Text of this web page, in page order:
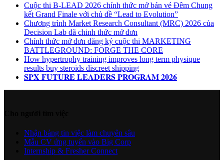
Cuộc thi B-LEAD 2026 chính thức mở bán vé Đêm Chung
kết Grand Finale với chủ đề “Lead to Evolution”
Chương trình Market Research Consultant (MRC) 2026 của
Decision Lab đã chinh thức mở đơn
Chính thức mở đơn đăng ký cuộc thi MARKETING
BATTLEGROUND: FORGE THE CORE
How hypertrophy training improves long term physique
results buy steroids discreet shipping
𝐒𝐏𝐗 𝐅𝐔𝐓𝐔𝐑𝐄 𝐋𝐄𝐀𝐃𝐄𝐑𝐒 𝐏𝐑𝐎𝐆𝐑𝐀𝐌 𝟐𝟎𝟐𝟔
Nhận bảng tin việc làm chuyên sâu
Mẫu CV ứng tuyển vào Big Corp
Internship & Fresher Connect